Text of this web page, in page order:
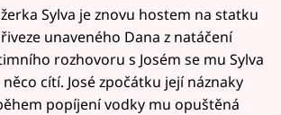
Sylva je znovu hostem na statku
unaveného Dana z natáčení
rozhovoru s Josém se mu Sylva
cítí. José zpočátku její náznaky
popíjení vodky mu opuštěná